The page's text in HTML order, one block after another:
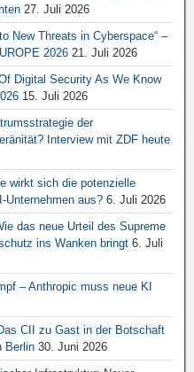
27. Juli 2026
New Threats in Cyberspace“ –
2026 21. Juli 2026
Digital Security As We Know
15. Juli 2026
der
Interview mit ZDF heute
wirkt sich die potenzielle
Unternehmen aus? 6. Juli 2026
das neue Urteil des Supreme
ins Wanken bringt 6. Juli
– Anthropic muss neue KI
CII zu Gast in der Botschaft
Berlin 30. Juni 2026